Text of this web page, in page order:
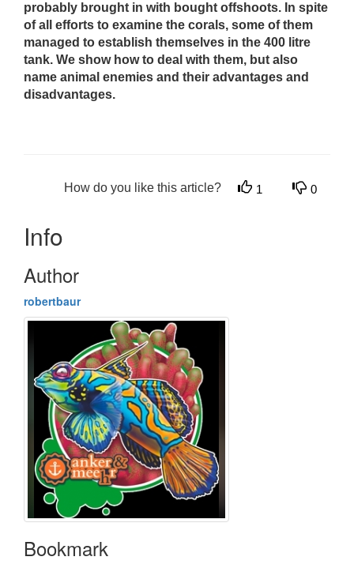
probably brought in with bought offshoots. In spite
of all efforts to examine the corals, some of them
managed to establish themselves in the 400 litre
tank. We show how to deal with them, but also
name animal enemies and their advantages and
disadvantages.
How do you like this article? 1 0
Info
Author
robertbaur
Bookmark